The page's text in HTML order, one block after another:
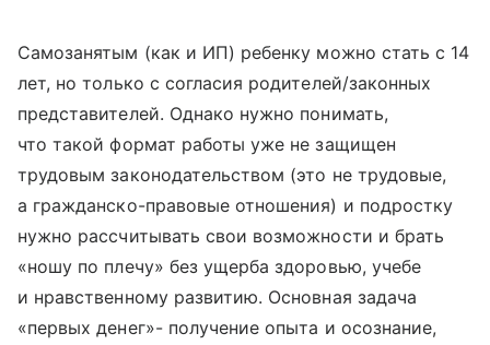
Самозанятым (как и ИП) ребенку можно стать с 14
лет, но только с согласия родителей/законных
представителей. Однако нужно понимать,
что такой формат работы уже не защищен
трудовым законодательством (это не трудовые,
а гражданско-правовые отношения) и подростку
нужно рассчитывать свои возможности и брать
«ношу по плечу» без ущерба здоровью, учебе
и нравственному развитию. Основная задача
«первых денег»- получение опыта и осознание,